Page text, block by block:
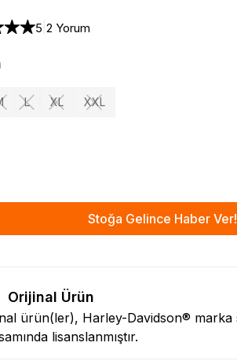
5 2 Yorum
L XL XXL
Stoğa Gelince Haber Ver!
Orijinal Ürün
ürün(ler), Harley-Davidson® marka
lisanslanmıştır.